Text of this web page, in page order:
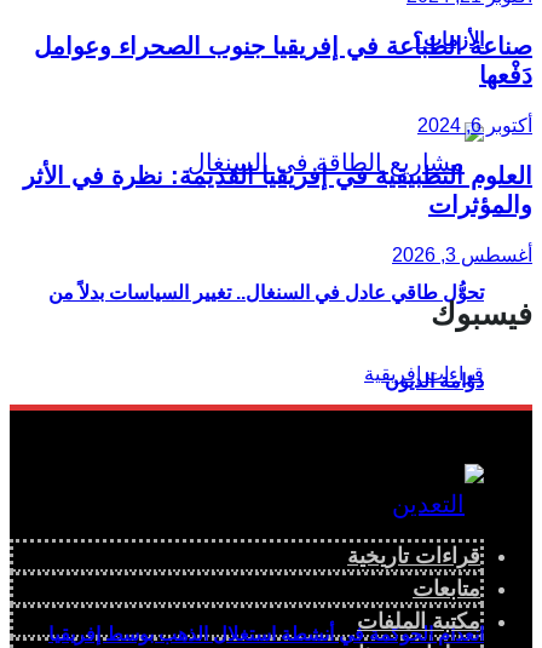
الأزمات؟
تحوُّل طاقي عادل في السنغال.. تغيير السياسات بدلاً من
دوّامة الديون
انعدام الحوكمة في أنشطة استغلال الذهب بوسط إفريقيا
صناعة الطباعة في إفريقيا جنوب الصحراء وعوامل
دَفْعها
أكتوبر 6, 2024
العلوم التطبيقية في إفريقيا القديمة: نظرة في الأثر
والمؤثرات
أغسطس 3, 2026
فيسبوك
قراءات تاريخية
متابعات
مكتبة الملفات